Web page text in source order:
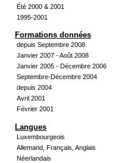
Été 2000 & 2001
1995-2001
Formations données
depuis Septembre 2008
Janvier 2007 - Août 2008
Janvier 2005 - Décembre 2006
Septembre-Décembre 2004
depuis 2004
Avril 2001
Février 2001
Langues
Luxembourgeois
Allemand, Français, Anglais
Néerlandais